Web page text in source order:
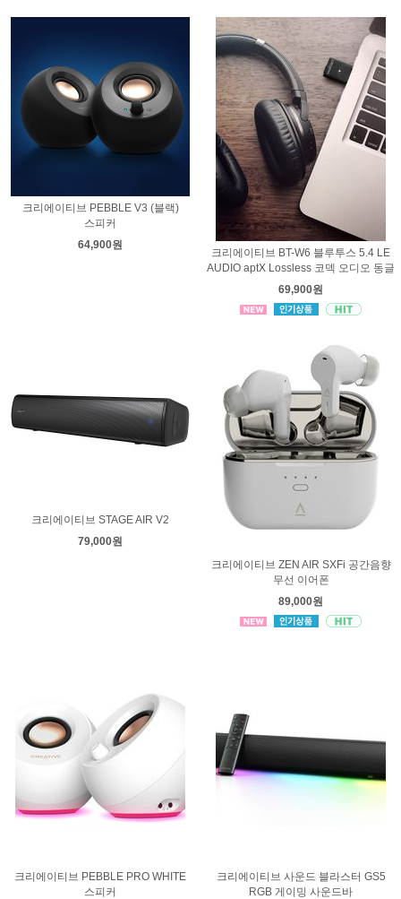
크리에이티브 PEBBLE V3 (블랙)
스피커
64,900원
크리에이티브 BT-W6 블루투스 5.4 LE
AUDIO aptX Lossless 코덱 오디오 동글
69,900원
크리에이티브 STAGE AIR V2
79,000원
크리에이티브 ZEN AIR SXFi 공간음향
무선 이어폰
89,000원
크리에이티브 PEBBLE PRO WHITE
스피커
크리에이티브 사운드 블라스터 GS5
RGB 게이밍 사운드바